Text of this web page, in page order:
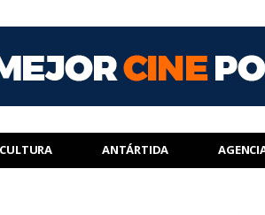
ANTÁRTIDA